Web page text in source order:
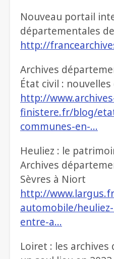
Nouveau portail
départementales
http://
Archives
État civil :
http://
finistere.fr/blog/
communes-en-…
Heuliez : le
Archives
Sèvres à Niort
http://
automobile/
entre-a…
Loiret : les